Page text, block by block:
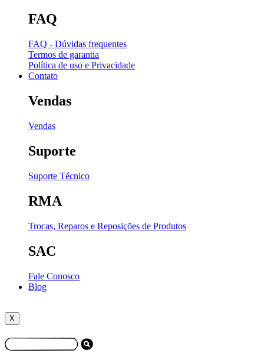
FAQ
FAQ - Dúvidas frequentes
Termos de garantia
Política de uso e Privacidade
Contato
Vendas
Vendas
Suporte
Suporte Técnico
RMA
Trocas, Reparos e Reposições de Produtos
SAC
Fale Conosco
Blog
X